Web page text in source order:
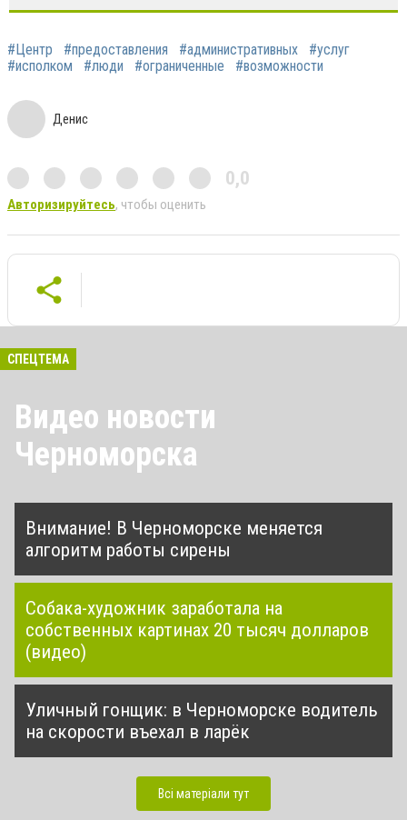
#Центр #предоставления #административных
#услуг
#исполком
#люди #ограниченные #возможности
Денис
0,0
Авторизируйтесь, чтобы оценить
СПЕЦТЕМА
Видео новости
Черноморска
Внимание! В Черноморске меняется
алгоритм работы сирены
Собака-художник заработала на
собственных картинах 20 тысяч долларов
(видео)
Уличный гонщик: в Черноморске водитель
на скорости въехал в ларёк
Всі матеріали тут